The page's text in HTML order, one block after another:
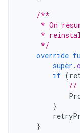
/**
* On
*
     */
override
super .
if (
//
}
}